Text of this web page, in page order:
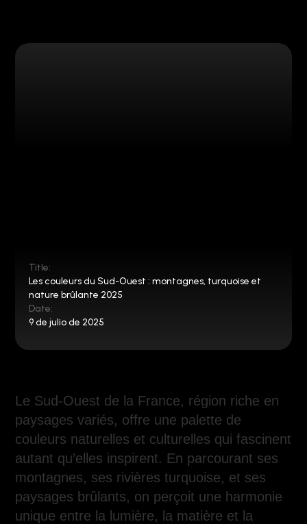
Title:
Les couleurs du Sud-Ouest : montagnes, turquoise et
nature brûlante 2025
Date:
9 de julio de 2025
Le Sud-Ouest de la France, région riche en
paysages variés, offre une palette de
couleurs naturelles et culturelles qui fascinent
autant qu’elles inspirent. En parcourant ses
montagnes, ses rivières turquoise, et ses
paysages brûlants, on perçoit une harmonie
unique entre la lumière, la matière et la